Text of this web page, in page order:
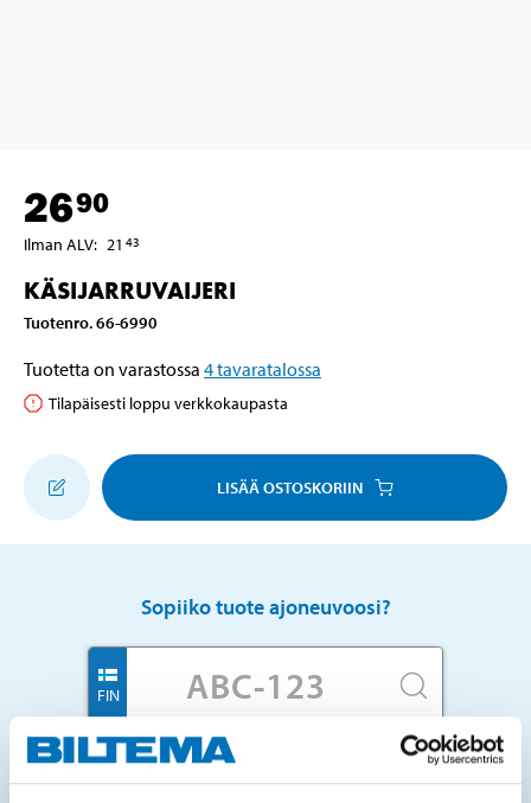
2690
Ilman ALV: 21 43
KÄSIJARRUVAIJERI
Tuotenro.66-6990
Tuotetta on varastossa 4tavaratalossa
Tilapäisesti loppu verkkokaupasta
LISÄÄ OSTOSKORIIN
Sopiiko tuote ajoneuvoosi?
FIN
Ei rekisterinumeroa?